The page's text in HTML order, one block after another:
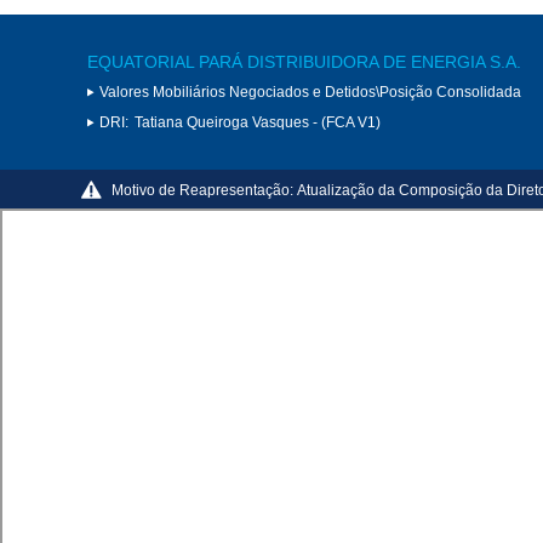
EQUATORIAL PARÁ DISTRIBUIDORA DE ENERGIA S.A.
Valores Mobiliários Negociados e Detidos\Posição Consolidada
DRI: Tatiana Queiroga Vasques - (FCA V1)
Motivo de Reapresentação: Atualização da Composição da